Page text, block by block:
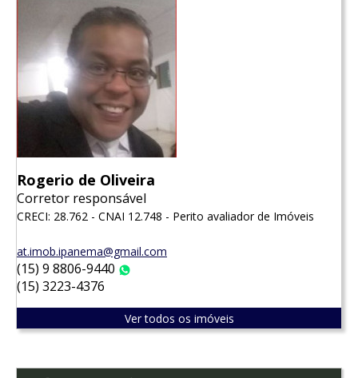
Rogerio de Oliveira
Corretor responsável
CRECI: 28.762 - CNAI 12.748 - Perito avaliador de Imóveis
at.imob.ipanema@gmail.com
(15) 9 8806-9440
(15) 3223-4376
Ver todos os imóveis